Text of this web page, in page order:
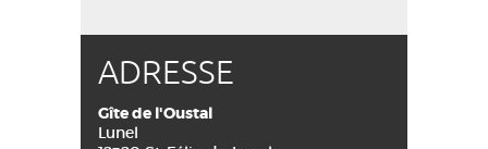
ADRESSE
Gîte de l'Oustal
Lunel